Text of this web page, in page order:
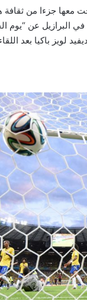
البرازيل عن
لويز باكيا بعد